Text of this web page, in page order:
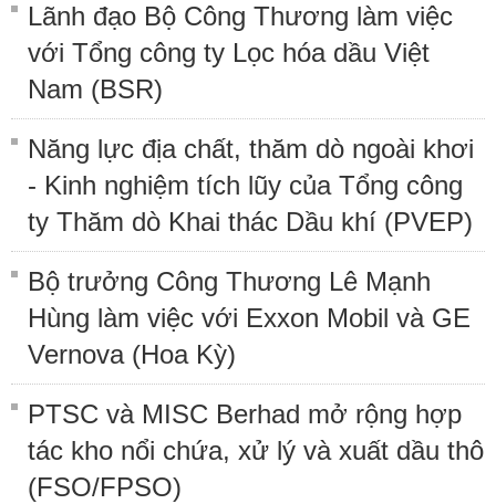
Lãnh đạo Bộ Công Thương làm việc
với Tổng công ty Lọc hóa dầu Việt
Nam (BSR)
Năng lực địa chất, thăm dò ngoài khơi
- Kinh nghiệm tích lũy của Tổng công
ty Thăm dò Khai thác Dầu khí (PVEP)
Bộ trưởng Công Thương Lê Mạnh
Hùng làm việc với Exxon Mobil và GE
Vernova (Hoa Kỳ)
PTSC và MISC Berhad mở rộng hợp
tác kho nổi chứa, xử lý và xuất dầu thô
(FSO/FPSO)